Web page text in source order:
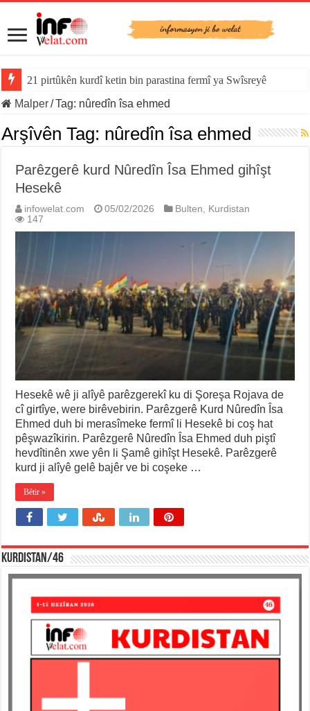
21 pirtûkên kurdî ketin bin parastina fermî ya Swîsreyê
Malper/Tag: nûredîn îsa ehmed
Arşîvên Tag: nûredîn îsa ehmed
Parêzgerê kurd Nûredîn Îsa Ehmed gihîşt
Hesekê
infowelat.com 05/02/2026 Bulten, Kurdistan
147
Hesekê wê ji alîyê parêzgerekî ku di Şoreşa Rojava de
cî girtîye, were birêvebirin. Parêzgerê Kurd Nûredîn Îsa
Ehmed duh bi merasîmeke fermî li Hesekê bi coş hat
pêşwazîkirin. Parêzgerê Nûredîn Îsa Ehmed duh piştî
hevdîtinên xwe yên li Şamê gihîşt Hesekê. Parêzgerê
kurd ji alîyê gelê bajêr ve bi coşeke …
Bêtir »
KURDISTAN/46